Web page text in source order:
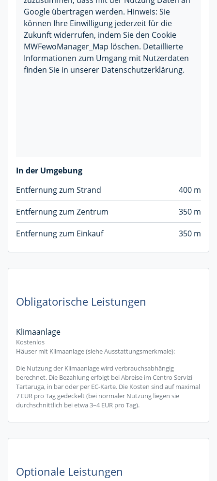
Google übertragen werden. Hinweis: Sie
können Ihre Einwilligung jederzeit für die
Zukunft widerrufen, indem Sie den Cookie
MWFewoManager_Map löschen. Detaillierte
Informationen zum Umgang mit Nutzerdaten
finden Sie in unserer Datenschutzerklärung.
In der Umgebung
Entfernung zum Strand
400 m
Entfernung zum Zentrum 350 m
Entfernung zum Einkauf 350 m
Obligatorische Leistungen
Klimaanlage
Kostenlos
Häuser mit Klimaanlage (siehe Ausstattungsmerkmale):
Die Nutzung der Klimaanlage wird verbrauchsabhängig
berechnet. Die Bezahlung erfolgt bei Abreise im Centro Servizi
Tartaruga, in bar oder per EC-Karte. Die Kosten sind auf maximal
7 EUR pro Tag gedeckelt (bei normaler Nutzung liegen sie
durchschnittlich bei etwa 3–4 EUR pro Tag).
Optionale Leistungen